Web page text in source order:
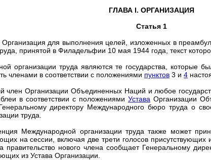
ГЛАВА I. ОРГАНИЗАЦИЯ
Статья 1
Организация для выполнения целей, изложенных в
принятой в Филадельфии 10 мая 1944 года, текст
организации труда являются те государства, которые
членами в соответствии с положениями пунктов 3 и 4
член Организации Объединенных Наций и любое
в соответствии с положениями Устава Организации
директору Международного бюро труда о
труда.
Международной организации труда также может
на сессии, включая две трети голосов
правительство нового члена сообщает Генеральному
из Устава Организации.